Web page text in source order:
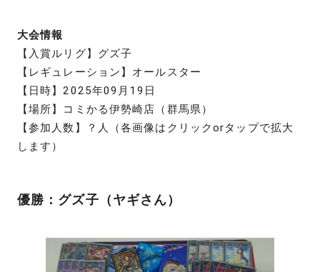
大会情報
【入賞ルリグ】グズ子
【レギュレーション】オールスター
【日時】2025年09月19日
【場所】コミかる伊勢崎店（群馬県）
【参加人数】？人（各画像はクリックorタップで拡大
します）
優勝：グズ子（ヤギさん）